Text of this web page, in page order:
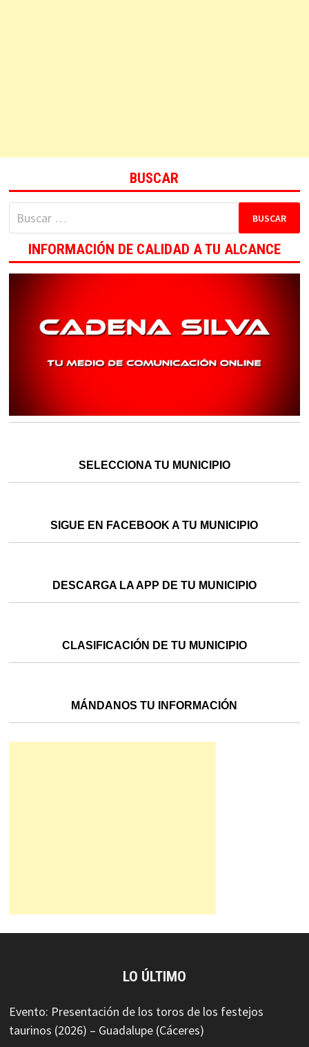
BUSCAR
Buscar:
INFORMACIÓN DE CALIDAD A TU ALCANCE
SELECCIONA TU MUNICIPIO
SIGUE EN FACEBOOK A TU MUNICIPIO
DESCARGA LA APP DE TU MUNICIPIO
CLASIFICACIÓN DE TU MUNICIPIO
MÁNDANOS TU INFORMACIÓN
LO ÚLTIMO
Evento: Presentación de los toros de los festejos
taurinos (2026) – Guadalupe (Cáceres)